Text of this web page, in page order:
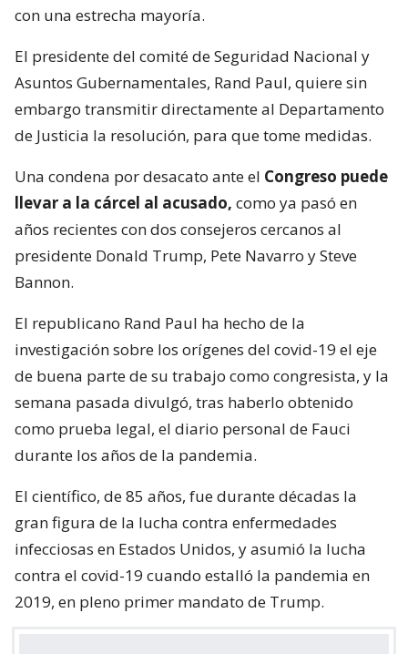
con una estrecha mayoría.
El presidente del comité de Seguridad Nacional y
Asuntos Gubernamentales, Rand Paul, quiere sin
embargo transmitir directamente al Departamento
de Justicia la resolución, para que tome medidas.
Una condena por desacato ante el Congreso puede
llevar a la cárcel al acusado, como ya pasó en
años recientes con dos consejeros cercanos al
presidente Donald Trump, Pete Navarro y Steve
Bannon.
El republicano Rand Paul ha hecho de la
investigación sobre los orígenes del covid-19 el eje
de buena parte de su trabajo como congresista, y la
semana pasada divulgó, tras haberlo obtenido
como prueba legal, el diario personal de Fauci
durante los años de la pandemia.
El científico, de 85 años, fue durante décadas la
gran figura de la lucha contra enfermedades
infecciosas en Estados Unidos, y asumió la lucha
contra el covid-19 cuando estalló la pandemia en
2019, en pleno primer mandato de Trump.